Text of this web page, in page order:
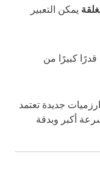
يمكن التعبير
كبيرًا من
جديدة تعتمد
أكبر وبدقة